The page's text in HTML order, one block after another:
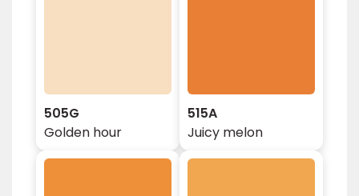
505G
Golden hour
515A
Juicy melon